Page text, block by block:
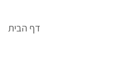
דף הבית